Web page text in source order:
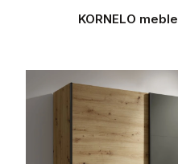
KORNELO meble